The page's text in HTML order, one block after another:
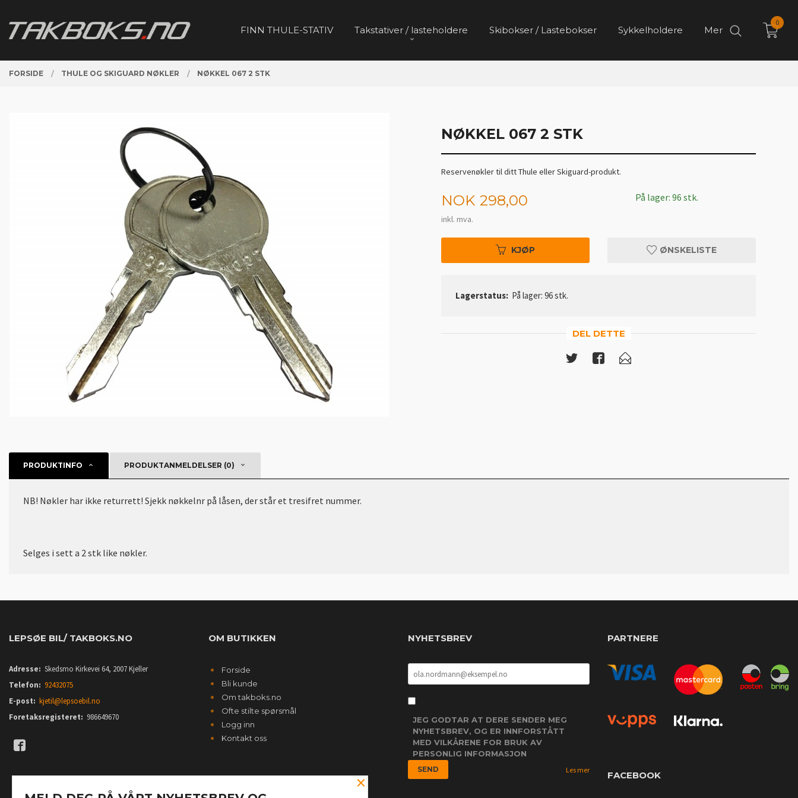
innholdet
FINN THULE-STATIV Takstativer / lasteholdere Skibokser / Lastebokser Sykkelholdere Mer
0
FORSIDE THULE OG SKIGUARD NØKLER NØKKEL 067 2 STK
NØKKEL 067 2 STK
Reservenøkler til ditt Thule eller Skiguard-produkt.
Pris
NOK 298,00
inkl. mva.
På lager: 96 stk.
KJØP ØNSKELISTE
Lagerstatus: På lager: 96 stk.
DEL DETTE
PRODUKTINFO PRODUKTANMELDELSER (0)
NB! Nøkler har ikke returrett! Sjekk nøkkelnr på låsen, der står et tresifret nummer.
Selges i sett a 2 stk like nøkler.
LEPSØE BIL/ TAKBOKS.NO
Adresse: Skedsmo Kirkevei 64, 2007 Kjeller
Telefon: 92432075
E-post: kjetil@lepsoebil.no
Foretaksregisteret: 986649670
OM BUTIKKEN
Forside
Bli kunde
Om takboks.no
Ofte stilte spørsmål
Logg inn
Kontakt oss
NYHETSBREV
JEG GODTAR AT DERE SENDER MEG
NYHETSBREV, OG ER INNFORSTÅTT
MED VILKÅRENE FOR BRUK AV
PERSONLIG INFORMASJON
Les mer
PARTNERE
FACEBOOK
×